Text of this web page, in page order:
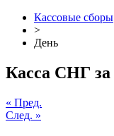
Кассовые сборы
>
День
Касса СНГ за
« Пред.
След. »